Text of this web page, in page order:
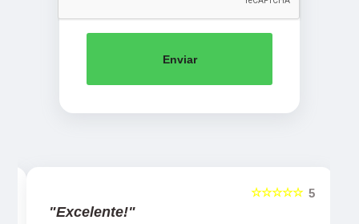
Enviar
5
☆☆☆☆☆
"Excelente!"